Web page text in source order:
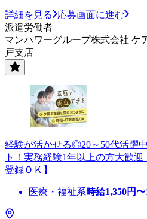
詳細を見る
応募画面に進む
派遣労働者
マンパワーグループ株式会社 ケ
戸支店
経験が活かせる◎20～50代活躍
ト！実務経験1年以上の方大歓
登録ＯＫ】
医療・福祉系時給1,350円〜